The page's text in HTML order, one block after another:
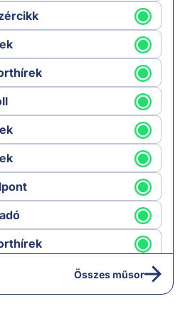
Összes műsor